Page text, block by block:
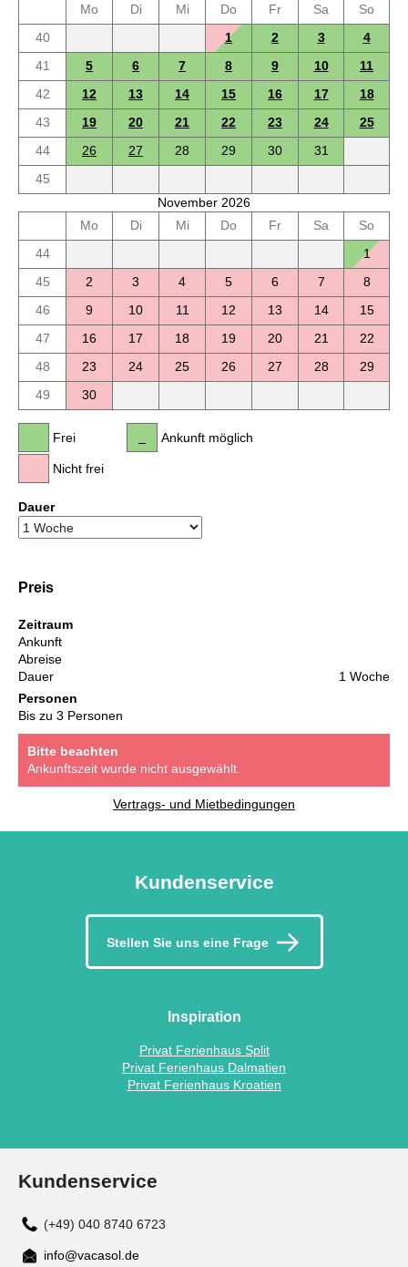
Mo
Di Mi Do Fr Sa
So
40
1 2 3
4
41
5 6 7 8 9 10
11
42
12 13 14 15 16 17
18
43
19 20 21 22 23 24
25
44
26 27 28 29 30
31
45
November 2026
Mo
Di Mi Do Fr Sa
So
44
1
45
2 3 4 5 6 7
8
46
9 10 11 12 13 14
15
47
16 17 18 19 20 21
22
48
23 24 25 26 27 28
29
49
30
Frei
Nicht frei
Ankunft möglich
Dauer
Preis
Zeitraum
Ankunft
Abreise
Dauer
1 Woche
Personen
Bis zu 3 Personen
Bitte beachten
Ankunftszeit wurde nicht ausgewählt.
Vertrags- und Mietbedingungen
Kundenservice
Stellen Sie uns eine Frage
Inspiration
Privat Ferienhaus Split
Privat Ferienhaus Dalmatien
Privat Ferienhaus Kroatien
Kundenservice
(+49) 040 8740 6723
info@vacasol.de